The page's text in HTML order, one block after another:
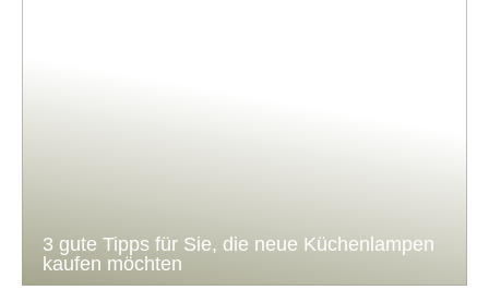
3 gute Tipps für Sie, die neue Küchenlampen
kaufen möchten